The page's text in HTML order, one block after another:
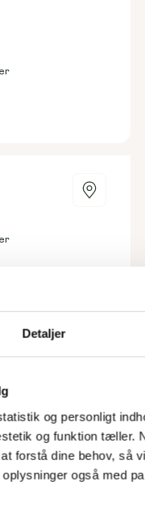
Detaljer
og personligt
og funktion tæller.
forstå dine behov, så
også med
og
på
væk. Hent